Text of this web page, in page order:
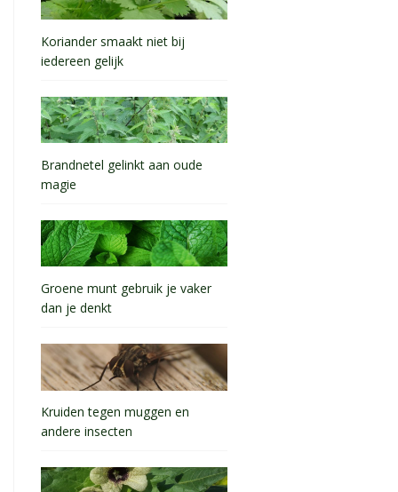
Koriander smaakt niet bij
iedereen gelijk
Brandnetel gelinkt aan oude
magie
Groene munt gebruik je vaker
dan je denkt
Kruiden tegen muggen en
andere insecten